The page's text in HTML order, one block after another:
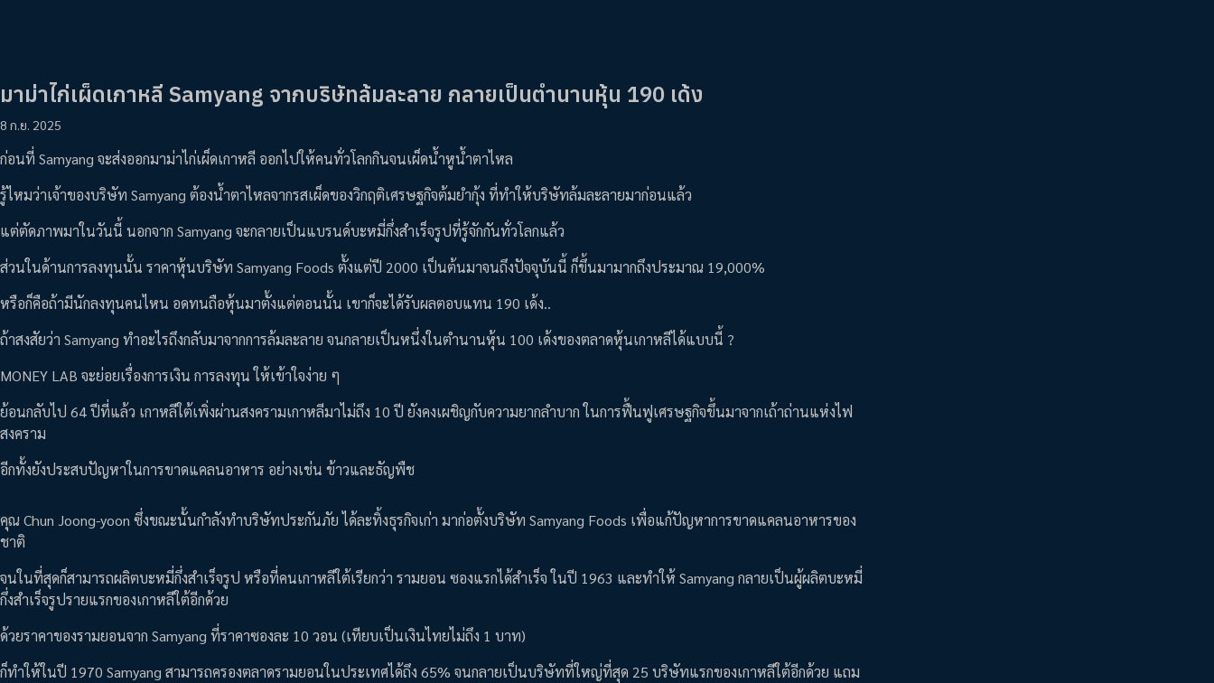
มาม่าไก่เผ็ดเกาหลี Samyang จากบริษัทล้มละลาย กลายเป็นตำนานหุ้น 190 เด้ง
8 ก.ย. 2025
ก่อนที่ Samyang จะส่งออกมาม่าไก่เผ็ดเกาหลี ออกไปให้คนทั่วโลกกินจนเผ็ดน้ำหูน้ำตาไหล
รู้ไหมว่าเจ้าของบริษัท Samyang ต้องน้ำตาไหลจากรสเผ็ดของวิกฤติเศรษฐกิจต้มยำกุ้ง ที่ทำให้บริษัทล้มละลายมาก่อนแล้ว
แต่ตัดภาพมาในวันนี้ นอกจาก Samyang จะกลายเป็นแบรนด์บะหมี่กึ่งสำเร็จรูปที่รู้จักกันทั่วโลกแล้ว
ส่วนในด้านการลงทุนนั้น ราคาหุ้นบริษัท Samyang Foods ตั้งแต่ปี 2000 เป็นต้นมาจนถึงปัจจุบันนี้ ก็ขึ้นมามากถึงประมาณ 19,000%
หรือก็คือถ้ามีนักลงทุนคนไหน อดทนถือหุ้นมาตั้งแต่ตอนนั้น เขาก็จะได้รับผลตอบแทน 190 เด้ง..
ถ้าสงสัยว่า Samyang ทำอะไรถึงกลับมาจากการล้มละลาย จนกลายเป็นหนึ่งในตำนานหุ้น 100 เด้งของตลาดหุ้นเกาหลีได้แบบนี้ ?
MONEY LAB จะย่อยเรื่องการเงิน การลงทุน ให้เข้าใจง่าย ๆ
ย้อนกลับไป 64 ปีที่แล้ว เกาหลีใต้เพิ่งผ่านสงครามเกาหลีมาไม่ถึง 10 ปี ยังคงเผชิญกับความยากลำบาก ในการฟื้นฟูเศรษฐกิจขึ้นมาจากเถ้าถ่านแห่งไฟ
สงคราม
อีกทั้งยังประสบปัญหาในการขาดแคลนอาหาร อย่างเช่น ข้าวและธัญพืช
คุณ Chun Joong-yoon ซึ่งขณะนั้นกำลังทำบริษัทประกันภัย ได้ละทิ้งธุรกิจเก่า มาก่อตั้งบริษัท Samyang Foods เพื่อแก้ปัญหาการขาดแคลนอาหารของ
ชาติ
จนในที่สุดก็สามารถผลิตบะหมี่กึ่งสำเร็จรูป หรือที่คนเกาหลีใต้เรียกว่า รามยอน ซองแรกได้สำเร็จ ในปี 1963 และทำให้ Samyang กลายเป็นผู้ผลิตบะหมี่
กึ่งสำเร็จรูปรายแรกของเกาหลีใต้อีกด้วย
ด้วยราคาของรามยอนจาก Samyang ที่ราคาซองละ 10 วอน (เทียบเป็นเงินไทยไม่ถึง 1 บาท)
ก็ทำให้ในปี 1970 Samyang สามารถครองตลาดรามยอนในประเทศได้ถึง 65% จนกลายเป็นบริษัทที่ใหญ่ที่สุด 25 บริษัทแรกของเกาหลีใต้อีกด้วย แถม